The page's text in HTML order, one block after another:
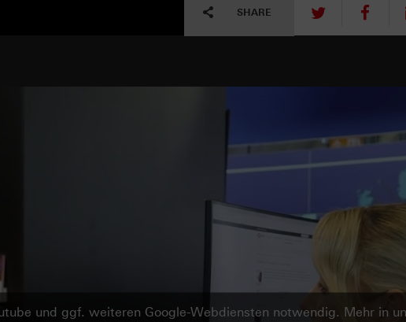
SHARE tweet
und ggf. weiteren Google-Webdiensten notwendig. Mehr in